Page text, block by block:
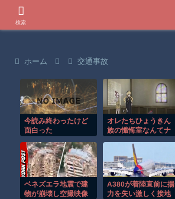
ホーム 交通事故
今読み終わったけど
面白った
オレたちひょうきん
族の懺悔室なんてナ
ベネズエラ地震で建
物が崩壊し空撮映像
A380が着陸直前に揚
力を失い激しく接地
検索